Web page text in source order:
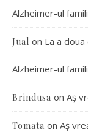
Alzheimer-ul
Jual on La a
Alzheimer-ul
Brindusa on Aș
Tomata on Aș